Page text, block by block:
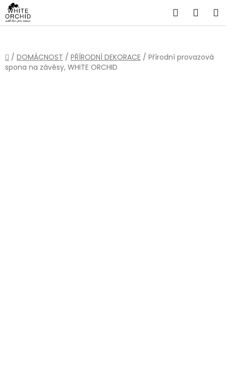
Přejít
na
obsah
Hledat
Domů
/ DOMÁCNOST / PŘÍRODNÍ DEKORACE / Přírodní provazová
spona na závěsy, WHITE ORCHID